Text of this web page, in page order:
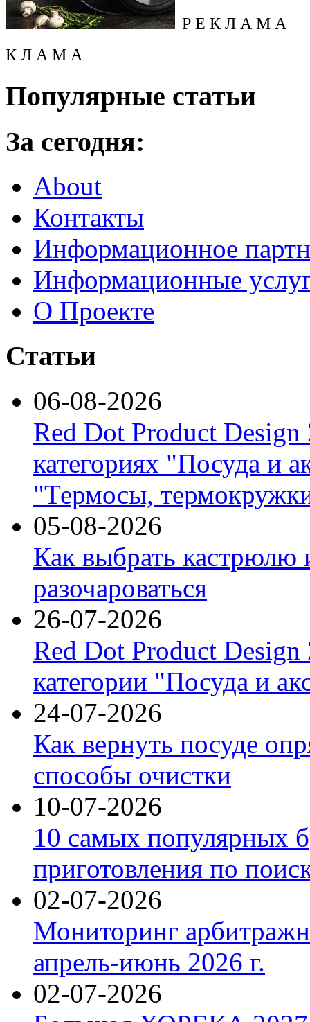
Р Е К Л А М А
К Л А М А
Популярные статьи
За сегодня:
About
Контакты
Информационное
Информационные
О Проекте
Статьи
06-08-2026
Red Dot Product Design
категориях "Посуда и
"Термосы,
05-08-2026
Как выбрать кастрюлю
разочароваться
26-07-2026
Red Dot Product Design
категории "Посуда и
24-07-2026
Как вернуть посуде
способы очистки
10-07-2026
10 самых популярных
приготовления по
02-07-2026
Мониторинг
апрель-июнь 2026 г.
02-07-2026